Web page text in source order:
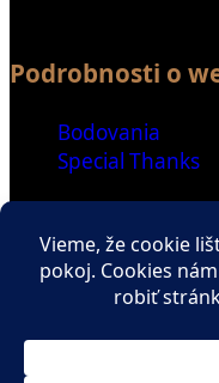
Podrobnosti o
Bodovania
Special Thanks
Ďalšie odkazy
Spriatelené
Zaujímavé